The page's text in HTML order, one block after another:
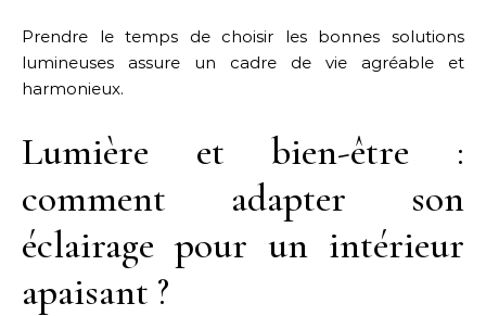
Prendre le temps de choisir les bonnes solutions
lumineuses assure un cadre de vie agréable et
harmonieux.
Lumière et bien-être :
comment adapter son
éclairage pour un intérieur
apaisant ?